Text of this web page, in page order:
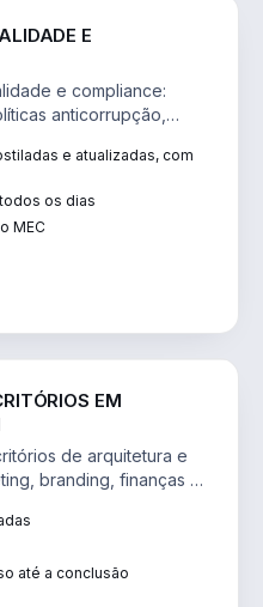
E
e compliance:
anticorrupção,
e atualizadas, com
os dias
MEC
EM
de arquitetura e
branding, finanças e
até a conclusão